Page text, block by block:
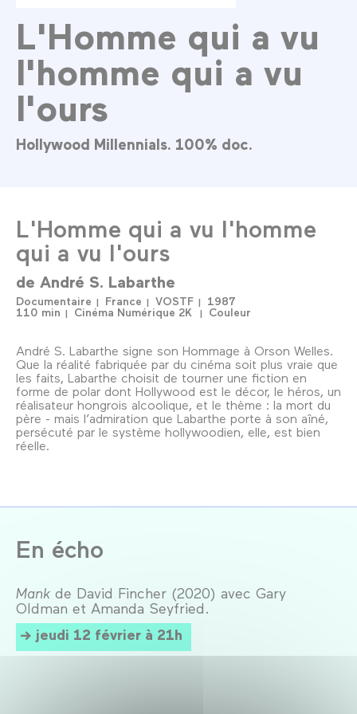
L'Homme qui a vu
l'homme qui a vu
l'ours
Hollywood Millennials. 100% doc.
L'Homme qui a vu l'homme
qui a vu l'ours
de André S. Labarthe
Documentaire France VOSTF
1987
110 min
Cinéma Numérique 2K Couleur
André S. Labarthe signe son Hommage à Orson Welles.
Que la réalité fabriquée par du cinéma soit plus vraie que
les faits, Labarthe choisit de tourner une fiction en
forme de polar dont Hollywood est le décor, le héros, un
réalisateur hongrois alcoolique, et le thème : la mort du
père - mais l’admiration que Labarthe porte à son aîné,
persécuté par le système hollywoodien, elle, est bien
réelle.
En écho
Mank de David Fincher (2020) avec Gary
Oldman et Amanda Seyfried.
jeudi 12 février à 21h